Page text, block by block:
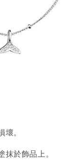
壞。
抹於飾品上。